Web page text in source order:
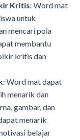
Kritis: Word mat
untuk
mencari pola
membantu
kritis dan
: Word mat dapat
menarik dan
gambar, dan
menarik
belajar